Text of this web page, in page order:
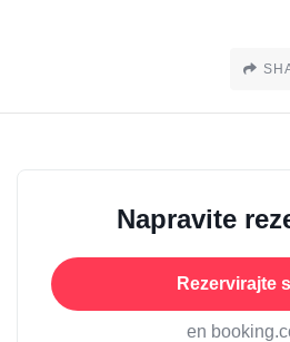
Napravite
Rezervirajte
en